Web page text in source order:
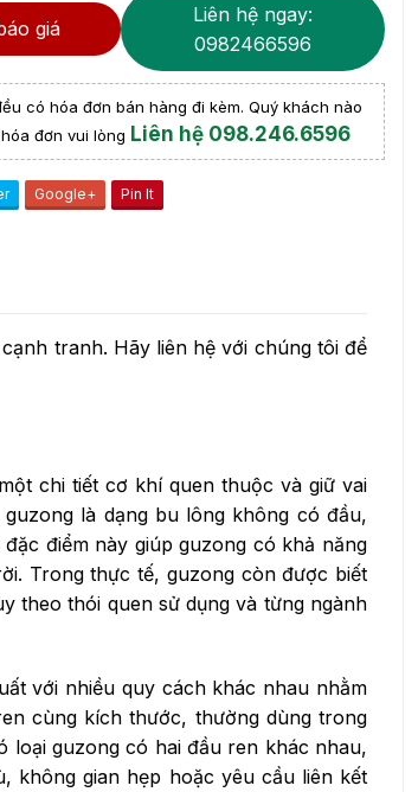
giá
Liên hệ ngay:
0982466596
có hóa đơn bán hàng đi kèm. Quý khách nào
đơn vui lòng Liên hệ 098.246.6596
Google+ Pin It
tranh. Hãy liên hệ với chúng tôi để
chi tiết cơ khí quen thuộc và giữ vai
là dạng bu lông không có đầu,
điểm này giúp guzong có khả năng
Trong thực tế, guzong còn được biết
theo thói quen sử dụng và từng ngành
với nhiều quy cách khác nhau nhằm
cùng kích thước, thường dùng trong
loại guzong có hai đầu ren khác nhau,
không gian hẹp hoặc yêu cầu liên kết